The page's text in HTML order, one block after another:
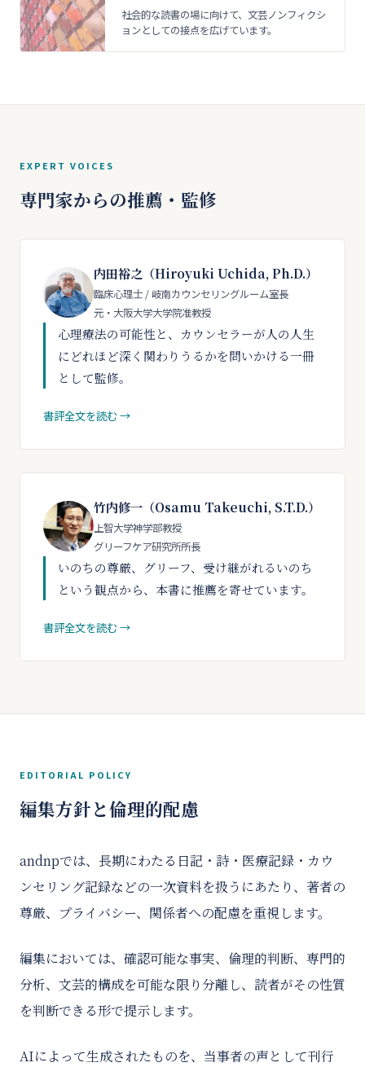
社会的な読書の場に向けて、文芸ノンフィクシ
ョンとしての接点を広げています。
EXPERT VOICES
専門家からの推薦・監修
内田裕之（Hiroyuki Uchida, Ph.D.）
臨床心理士 / 岐南カウンセリングルーム室長
元・大阪大学大学院准教授
心理療法の可能性と、カウンセラーが人の人生
にどれほど深く関わりうるかを問いかける一冊
として監修。
書評全文を読む →
竹内修一（Osamu Takeuchi, S.T.D.）
上智大学神学部教授
グリーフケア研究所所長
いのちの尊厳、グリーフ、受け継がれるいのち
という観点から、本書に推薦を寄せています。
書評全文を読む →
EDITORIAL POLICY
編集方針と倫理的配慮
andnpでは、長期にわたる日記・詩・医療記録・カウ
ンセリング記録などの一次資料を扱うにあたり、著者の
尊厳、プライバシー、関係者への配慮を重視します。
編集においては、確認可能な事実、倫理的判断、専門的
分析、文芸的構成を可能な限り分離し、読者がその性質
を判断できる形で提示します。
AIによって生成されたものを、当事者の声として刊行